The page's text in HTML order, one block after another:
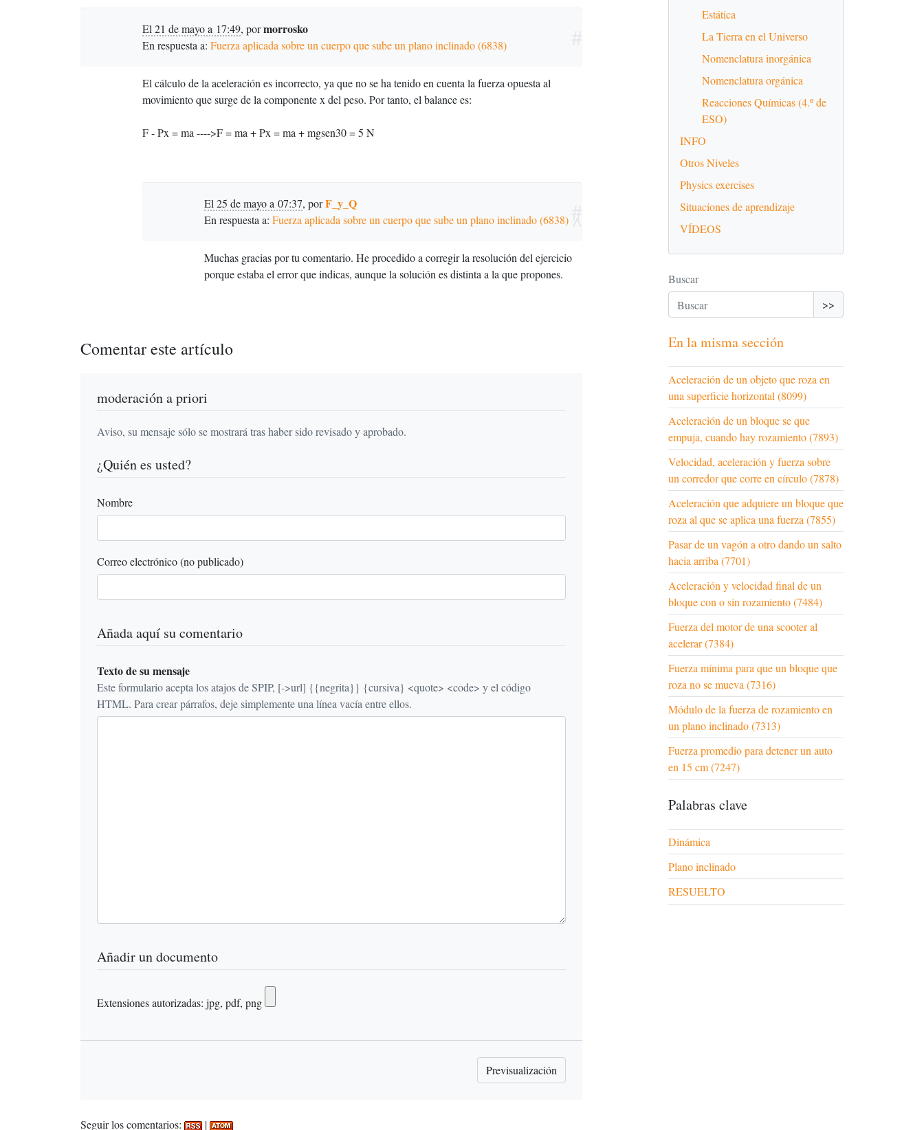
El 21 de mayo a 17:49, pormorrosko
En respuesta a: Fuerza aplicada sobre un cuerpo que sube un plano inclinado (6838)
El cálculo de la aceleración es incorrecto, ya que no se ha tenido en cuenta la fuerza opuesta al
movimiento que surge de la componente x del peso. Por tanto, el balance es:
F - Px = ma ---->F = ma + Px = ma + mgsen30 = 5 N
#^
El 25 de mayo a 07:37, porF_y_Q
En respuesta a: Fuerza aplicada sobre un cuerpo que sube un plano inclinado (6838)
Muchas gracias por tu comentario. He procedido a corregir la resolución del ejercicio
porque estaba el error que indicas, aunque la solución es distinta a la que propones.
Comentar este artículo
moderación a priori
Aviso, su mensaje sólo se mostrará tras haber sido revisado y aprobado.
¿Quién es usted?
Nombre
Correo electrónico (no publicado)
Añada aquí su comentario
Texto de su mensaje
Este formulario acepta los atajos de SPIP, [->url] {{negrita}} {cursiva} <quote> <code> y el código
HTML. Para crear párrafos, deje simplemente una línea vacía entre ellos.
Añadir un documento
Extensiones autorizadas: jpg, pdf, png
Seguir los comentarios: |
Estática
La Tierra en el Universo
Nomenclatura inorgánica
Nomenclatura orgánica
Reacciones Químicas (4.º de
ESO)
INFO
Otros Niveles
Physics exercises
Situaciones de aprendizaje
VÍDEOS
Buscar
>>
En la misma sección
Aceleración de un objeto que roza en
una superficie horizontal (8099)
Aceleración de un bloque se que
empuja, cuando hay rozamiento (7893)
Velocidad, aceleración y fuerza sobre
un corredor que corre en círculo (7878)
Aceleración que adquiere un bloque que
roza al que se aplica una fuerza (7855)
Pasar de un vagón a otro dando un salto
hacia arriba (7701)
Aceleración y velocidad final de un
bloque con o sin rozamiento (7484)
Fuerza del motor de una scooter al
acelerar (7384)
Fuerza mínima para que un bloque que
roza no se mueva (7316)
Módulo de la fuerza de rozamiento en
un plano inclinado (7313)
Fuerza promedio para detener un auto
en 15 cm (7247)
Palabras clave
Dinámica
Plano inclinado
RESUELTO